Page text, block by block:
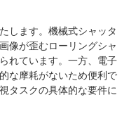
します。機械式シャッタ
像が歪むローリングシャ
れています。一方、電子
な摩耗がないため便利で
タスクの具体的な要件に